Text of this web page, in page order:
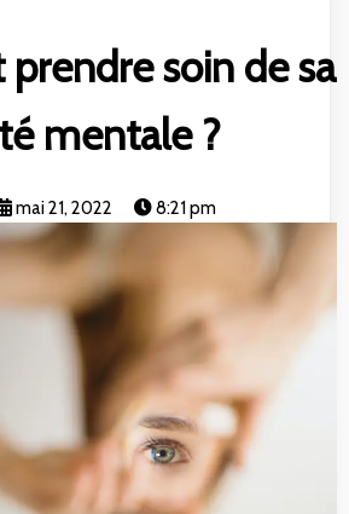
soin de sa
mentale ?
mai 21, 2022 8:21 pm